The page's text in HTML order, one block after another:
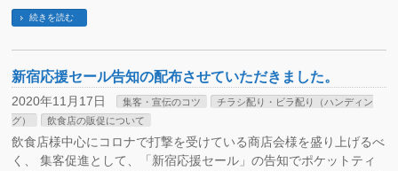
続きを読む
新宿応援セール告知の配布させていただきました。
2020年11月17日 集客・宣伝のコツ
チラシ配り・ビラ配り（ハンディン
グ）
飲食店の販促について
飲食店様中心にコロナで打撃を受けている商店会様を盛り上げるべ
く、 集客促進として、「新宿応援セール」の告知でポケットティ